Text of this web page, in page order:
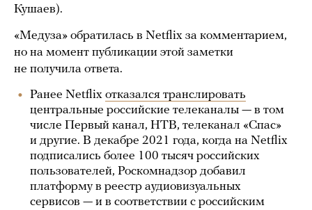
Кушаев).
«Медуза» обратилась в Netflix за комментарием,
но на момент публикации этой заметки
не получила ответа.
Ранее Netflix отказался транслировать
центральные российские телеканалы — в том
числе Первый канал, НТВ, телеканал «Спас»
и другие. В декабре 2021 года, когда на Netflix
подписались более 100 тысяч российских
пользователей, Роскомнадзор добавил
платформу в реестр аудиовизуальных
сервисов — и в соответствии с российским